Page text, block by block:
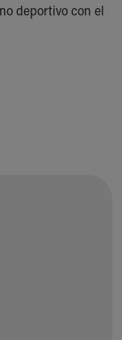
deportivo con el